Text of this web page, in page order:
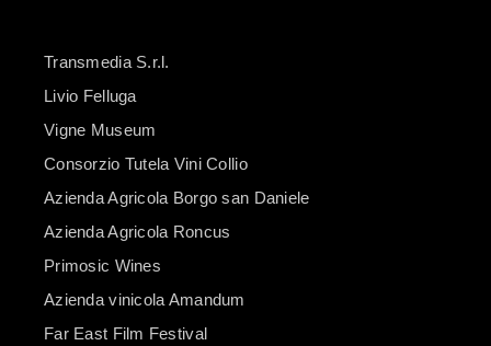
Transmedia S.r.l.
Livio Felluga
Vigne Museum
Consorzio Tutela Vini Collio
Azienda Agricola Borgo san Daniele
Azienda Agricola Roncus
Primosic Wines
Azienda vinicola Amandum
Far East Film Festival